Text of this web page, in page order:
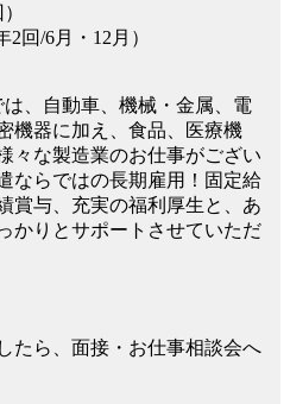
回/6月・12月）
、自動車、機械・金属、電
機器に加え、食品、医療機
々な製造業のお仕事がござい
ならではの長期雇用！固定給
賞与、充実の福利厚生と、あ
かりとサポートさせていただ
たら、面接・お仕事相談会へ